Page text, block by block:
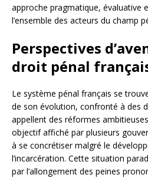
approche pragmatique, évaluative
l’ensemble des acteurs du champ
Perspectives
droit pénal
Le système pénal français se
de son évolution, confronté à des
appellent des réformes
objectif affiché par plusieurs
à se concrétiser malgré le
l’incarcération. Cette situation
par l’allongement des peines